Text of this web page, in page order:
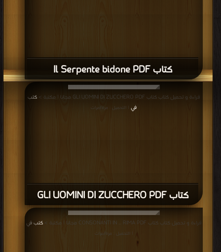
كتاب Il Serpente bidone PDF
كتاب GLI UOMINI DI ZUCCHERO PDF
قراءة و تحميل كتاب كتاب GLI UOMINI DI ZUCCHERO PDF مجانا | مكتبة >
كتب
في | التحميل : مرة/مرات
قراءة و تحميل كتاب كتاب CONSONANTI IN … RIMA PDF مجانا | مكتبة > كتب في
| التحميل : مرة/مرات